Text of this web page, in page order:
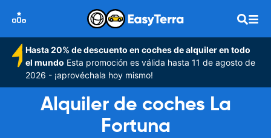
Hasta 20% de descuento en coches de alquiler en todo
el mundo Esta promoción es válida hasta 11 de agosto de
2026 - ¡aprovéchala hoy mismo!
Alquiler de coches La
Fortuna